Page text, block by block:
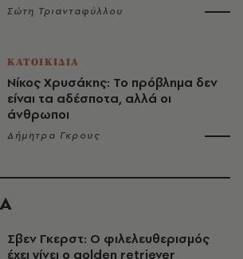
Σώτη Τριανταφύλλου
ΚΑΤΟΙΚΙΔΙΑ
Νίκος Χρυσάκης: Το πρόβλημα δεν
είναι τα αδέσποτα, αλλά οι
άνθρωποι
Δήμητρα Γκρους
Σβεν Γκερστ: Ο φιλελευθερισμός
έχει γίνει ο golden retriever